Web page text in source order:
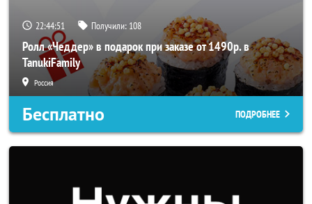
22:44:50 Получили: 108
Ролл «Чеддер» в подарок при заказе от 1490р. в
TanukiFamily
Россия
Бесплатно ПОДРОБНЕЕ